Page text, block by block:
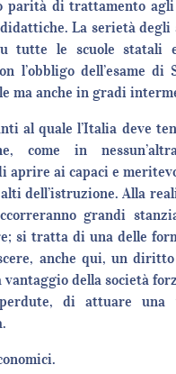
parità di trattamento
La serietà degli
tutte le scuole statali
l’obbligo dell’esame di
ma anche in gradi
al quale l’Italia deve
come in
aprire ai capaci e
dell’istruzione. Alla
grandi
si tratta di una delle
anche qui, un
della società
di attuare una